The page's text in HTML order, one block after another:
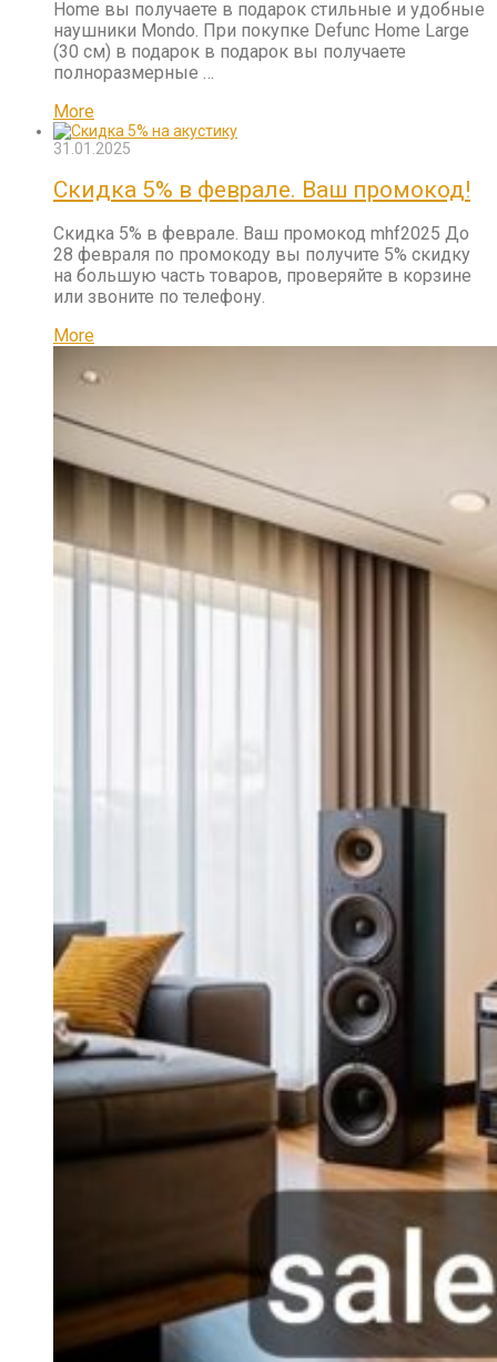
Home вы получаете в подарок стильные и удобные
наушники Mondo. При покупке Defunc Home Large
(30 см) в подарок в подарок вы получаете
полноразмерные …
More
31.01.2025
Скидка 5% в феврале. Ваш промокод!
Скидка 5% в феврале. Ваш промокод mhf2025 До
28 февраля по промокоду вы получите 5% скидку
на большую часть товаров, проверяйте в корзине
или звоните по телефону.
More